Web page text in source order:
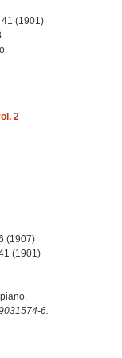
(1901)
2
(1907)
(1901)
6.